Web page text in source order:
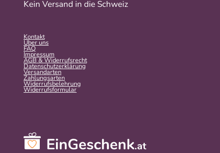
Kein Versand in die Schweiz
Kontakt
Über uns
FAQ
Impressum
AGB & Widerrufsrecht
Datenschutzerklärung
Versandarten
Zahlungsarten
Widerrufsbelehrung
Widerrufs­formular